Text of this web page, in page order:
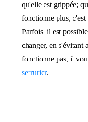
qu'elle est grippée;
fonctionne plus, c'est
Parfois, il est
changer, en s'évitant
fonctionne pas, il
serrurier.